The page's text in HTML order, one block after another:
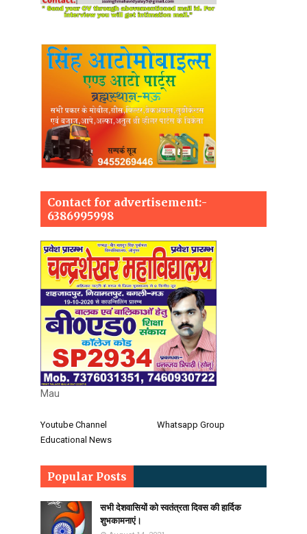
Contact for advertisement:-
6386995998
Mau
Youtube Channel
Whatsapp Group
Educational News
Popular Posts
सभी देशवासियों को स्वतंत्रता दिवस की हार्दिक
शुभकामनाएं।